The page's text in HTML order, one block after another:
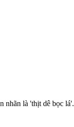
nhãn là 'thịt dê bọc lá'.